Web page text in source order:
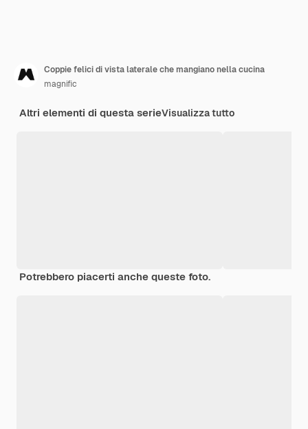
Coppie felici di vista laterale che mangiano nella cucina
magnific
Altri elementi di questa serieVisualizza tutto
Potrebbero piacerti anche queste foto.